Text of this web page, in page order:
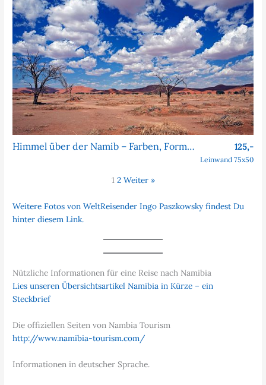
Himmel über der Namib – Farben, Formen, Faszination 125,-
Leinwand 75x50
1 2 Weiter »
Weitere Fotos von WeltReisender Ingo Paszkowsky findest Du
hinter diesem Link.
Nützliche Informationen für eine Reise nach Namibia
Lies unseren Übersichtsartikel Namibia in Kürze – ein
Steckbrief
Die offiziellen Seiten von Nambia Tourism
http://www.namibia-tourism.com/
Informationen in deutscher Sprache.